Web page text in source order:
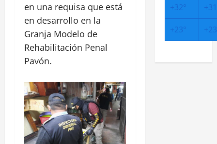
en una requisa que está
en desarrollo en la
Granja Modelo de
Rehabilitación Penal
Pavón.
+32° +
+23° +